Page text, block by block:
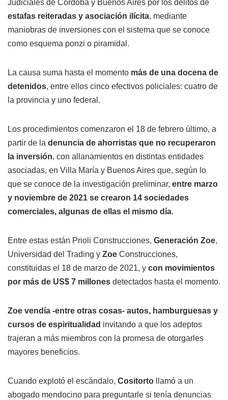
Judiciales de Córdoba y Buenos Aires por los delitos de
estafas reiteradas y asociación ilícita, mediante
maniobras de inversiones con el sistema que se conoce
como esquema ponzi o piramidal.
La causa suma hasta el momento más de una docena de
detenidos, entre ellos cinco efectivos policiales: cuatro de
la provincia y uno federal.
Los procedimientos comenzaron el 18 de febrero último, a
partir de la denuncia de ahorristas que no recuperaron
la inversión, con allanamientos en distintas entidades
asociadas, en Villa María y Buenos Aires que, según lo
que se conoce de la investigación preliminar, entre marzo
y noviembre de 2021 se crearon 14 sociedades
comerciales, algunas de ellas el mismo día.
Entre estas están Prioli Construcciones, Generación Zoe,
Universidad del Trading y Zoe Construcciones,
constituidas el 18 de marzo de 2021, y con movimientos
por más de US$ 7 millones detectados hasta el momento.
Zoe vendía -entre otras cosas- autos, hamburguesas y
cursos de espiritualidad invitando a que los adeptos
trajeran a más miembros con la promesa de otorgarles
mayores beneficios.
Cuando explotó el escándalo, Cositorto llamó a un
abogado mendocino para preguntarle si tenía denuncias